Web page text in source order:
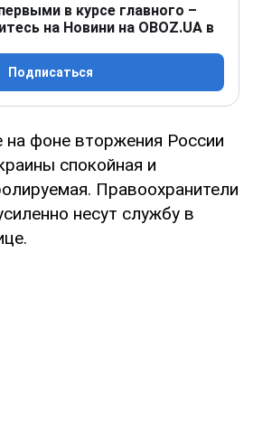
в курсе главного –
на Новини на OBOZ.UA в
Подписаться
на фоне вторжения России
спокойная и
Правоохранители
несут службу в